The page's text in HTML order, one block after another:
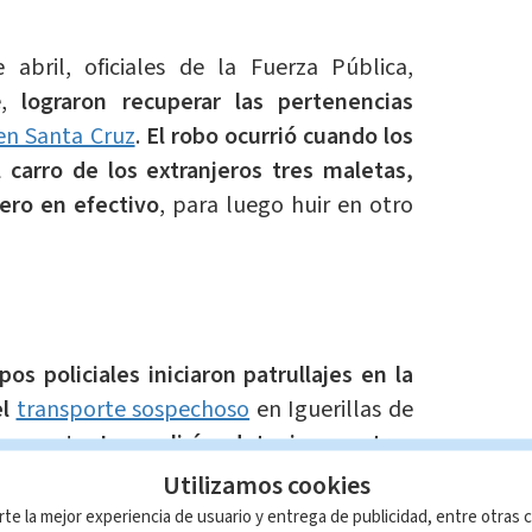
oficiales de la Fuerza Pública,
lograron recuperar las pertenencias
Santa Cruz. El robo ocurrió cuando los
de los extranjeros tres maletas,
en efectivo, para luego huir en otro
policiales iniciaron patrullajes en la
transporte sospechosoen Iguerillas de
Los policías detuvieron a tres
Rugama, Alfaro y Martínez,
robadas.
Utilizamos cookies
la mejor experiencia de usuario y entrega de publicidad, entre otras